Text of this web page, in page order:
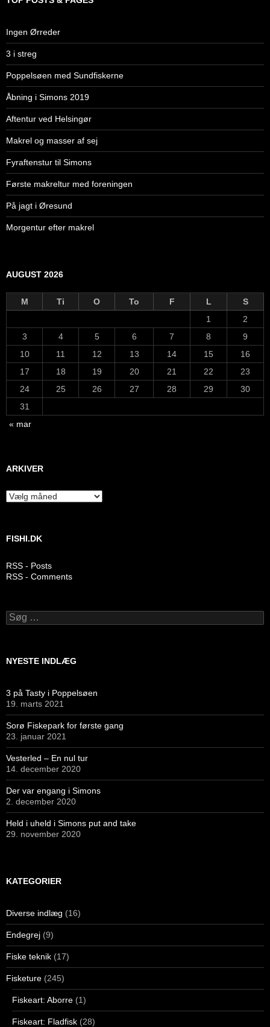
Ingen Ørreder
3 i streg
Poppelsøen med Sundfiskerne
Åbning i Simons 2019
Aftentur ved Helsingør
Makrel og masser af sej
Fyraftenstur til Simons
Første makreltur med foreningen
På jagt i Øresund
Morgentur efter makrel
AUGUST 2026
M Ti O To F L
S
1
2
3
4 5 6 7 8
9
10
11 12 13 14 15
16
17
18 19 20 21 22
23
24
25 26 27 28 29
30
31
« mar
ARKIVER
Arkiver
FISHI.DK
RSS - Posts
RSS - Comments
Søg
efter:
NYESTE INDLÆG
3 på Tasty i Poppelsøen
19. marts 2021
Sorø Fiskepark for første gang
23. januar 2021
Vesterled – En nul tur
14. december 2020
Der var engang i Simons
2. december 2020
Held i uheld i Simons put and take
29. november 2020
KATEGORIER
Diverse indlæg (16)
Endegrej (9)
Fiske teknik (17)
Fisketure (245)
Fiskeart: Aborre (1)
Fiskeart: Fladfisk (28)